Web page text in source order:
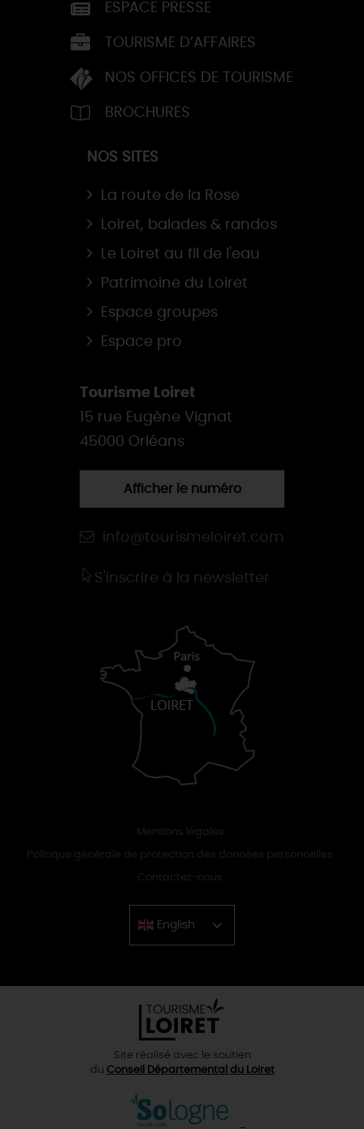
ESPACE PRESSE
TOURISME D’AFFAIRES
NOS OFFICES DE TOURISME
BROCHURES
NOS SITES
La route de la Rose
Loiret, balades & randos
Le Loiret au fil de l'eau
Patrimoine du Loiret
Espace groupes
Espace pro
Tourisme Loiret
15 rue Eugène Vignat
45000 Orléans
Afficher le numéro
info@tourismeloiret.com
S'inscrire à la newsletter
Mentions légales
Politique générale de protection des données personnelles
Contactez-nous
English
Chinese
Site réalisé avec le soutien
du Conseil Départemental du Loiret